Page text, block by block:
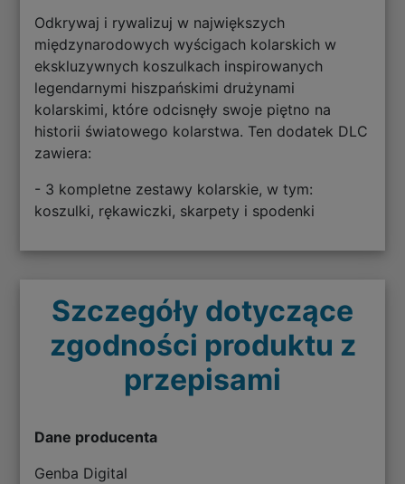
Odkrywaj i rywalizuj w największych
międzynarodowych wyścigach kolarskich w
ekskluzywnych koszulkach inspirowanych
legendarnymi hiszpańskimi drużynami
kolarskimi, które odcisnęły swoje piętno na
historii światowego kolarstwa. Ten dodatek DLC
zawiera:
- 3 kompletne zestawy kolarskie, w tym:
koszulki, rękawiczki, skarpety i spodenki
Szczegóły dotyczące
zgodności produktu z
przepisami
Dane producenta
Genba Digital